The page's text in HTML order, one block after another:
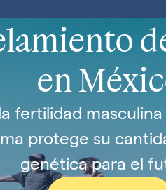
en
fertilidad
protege su
genética para el